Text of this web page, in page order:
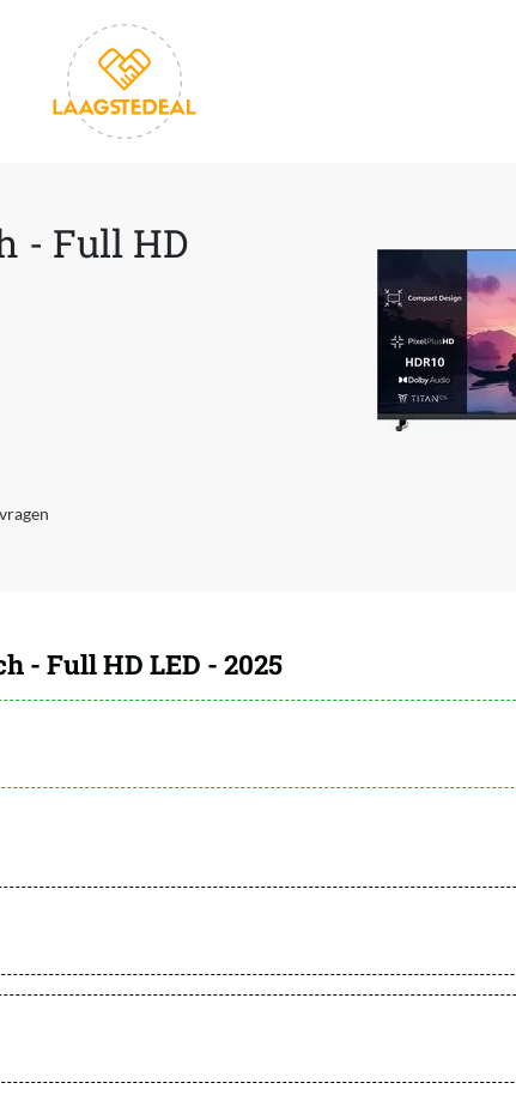
- Full HD
- Full HD LED - 2025